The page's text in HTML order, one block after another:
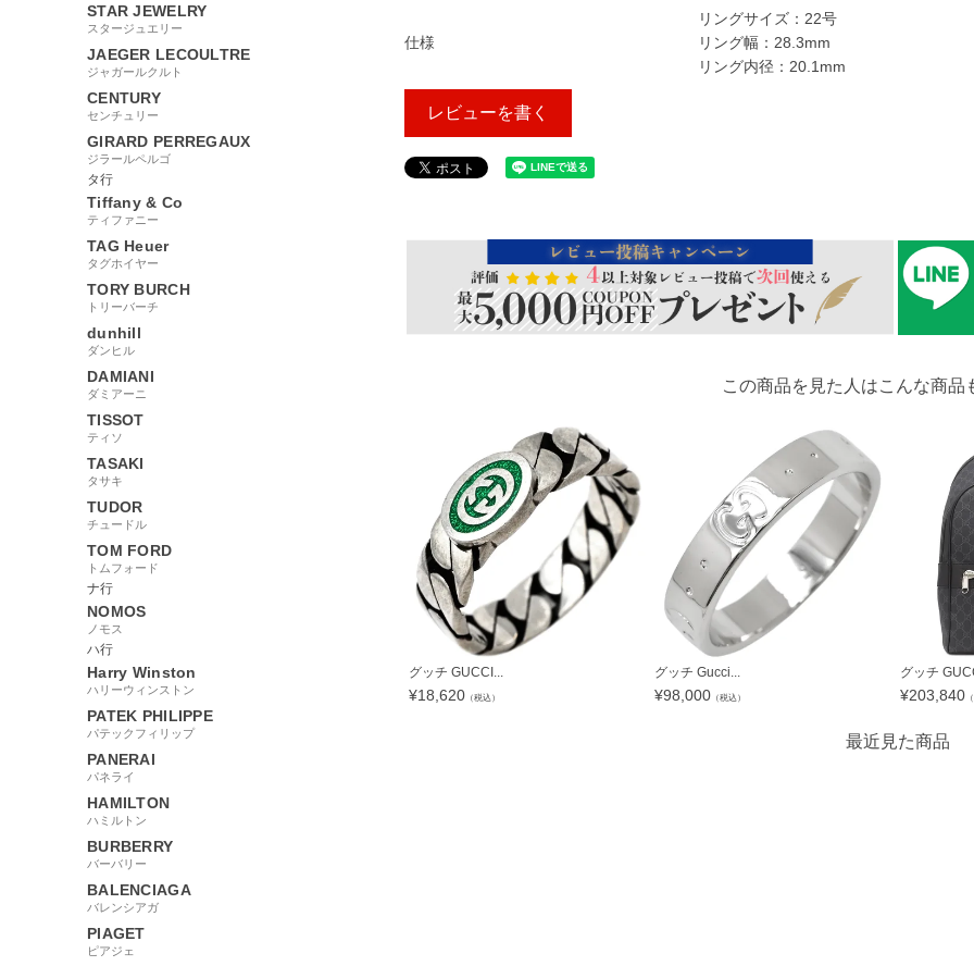
STAR JEWELRY
スタージュエリー
JAEGER LECOULTRE
ジャガールクルト
CENTURY
センチュリー
GIRARD PERREGAUX
ジラールペルゴ
タ行
Tiffany & Co
ティファニー
TAG Heuer
タグホイヤー
TORY BURCH
トリーバーチ
dunhill
ダンヒル
DAMIANI
ダミアーニ
TISSOT
ティソ
TASAKI
タサキ
TUDOR
チュードル
TOM FORD
トムフォード
ナ行
NOMOS
ノモス
ハ行
Harry Winston
ハリーウィンストン
PATEK PHILIPPE
パテックフィリップ
PANERAI
パネライ
HAMILTON
ハミルトン
BURBERRY
バーバリー
BALENCIAGA
バレンシアガ
PIAGET
ピアジェ
仕様
リングサイズ：22号
リング幅：28.3mm
リング内径：20.1mm
レビューを書く
この商品を見た人はこんな商品
グッチ GUCCI...
¥18,620 （税込）
グッチ Gucci...
¥98,000 （税込）
グッチ
¥203,840
最近見た商品